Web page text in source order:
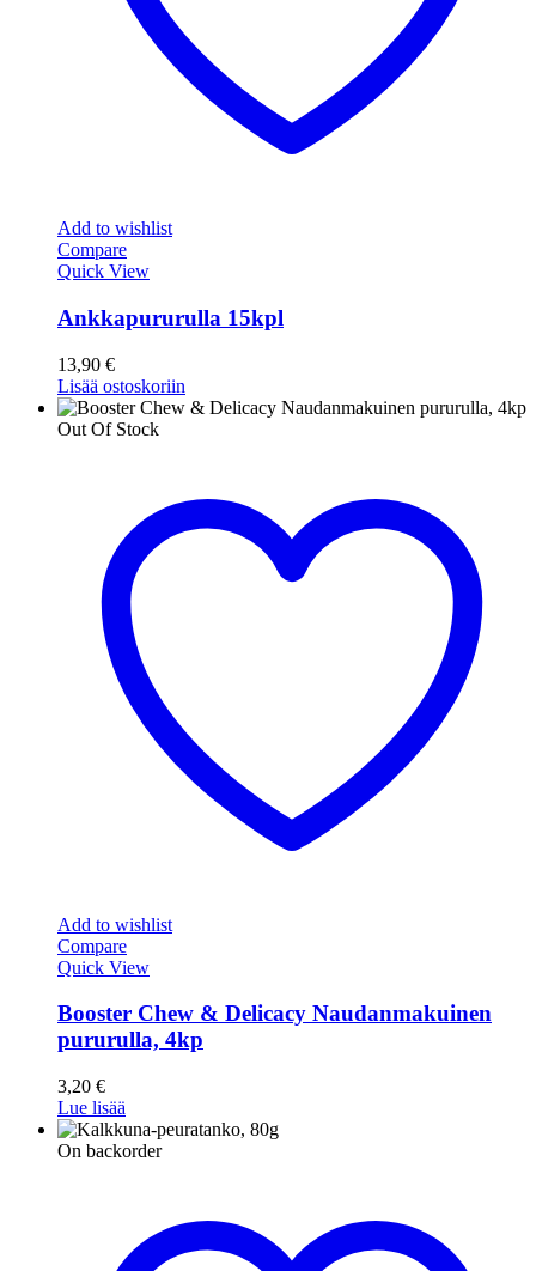
Add to wishlist
Compare
Quick View
Ankkapururulla 15kpl
13,90 €
Lisää ostoskoriin
Out Of Stock
Add to wishlist
Compare
Quick View
Booster Chew & Delicacy Naudanmakuinen
pururulla, 4kp
3,20 €
Lue lisää
On backorder